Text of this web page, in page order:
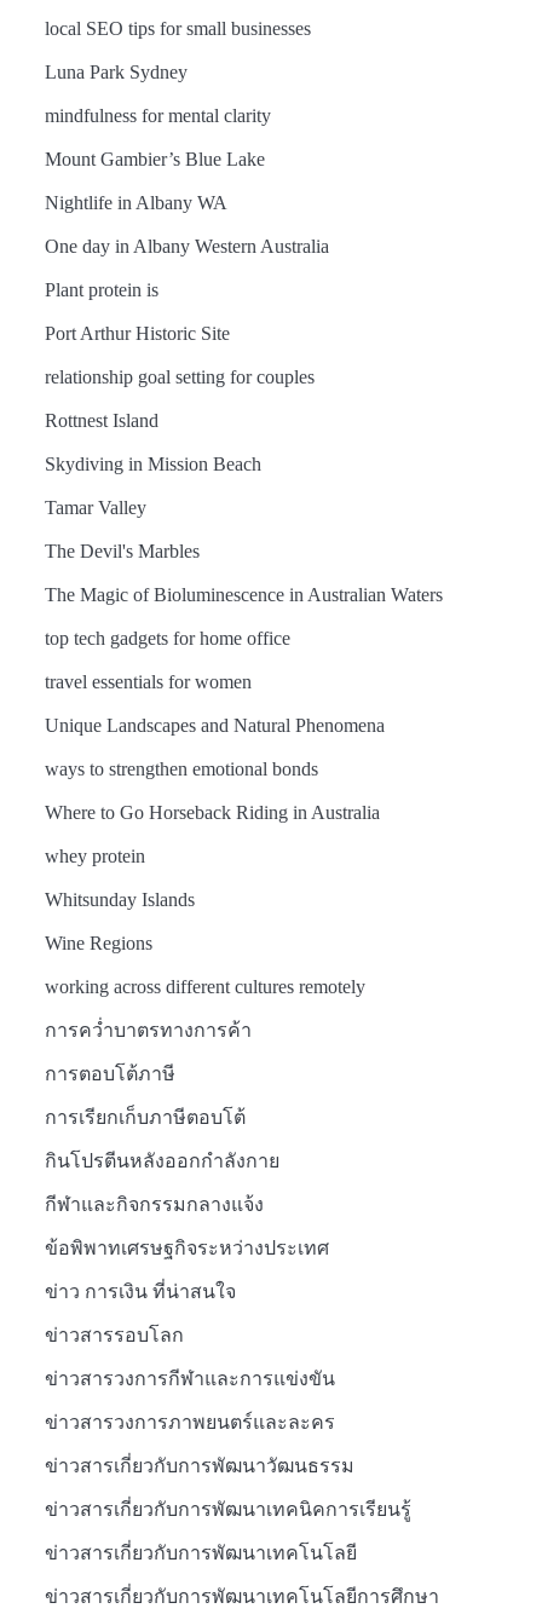
local SEO tips for small businesses
Luna Park Sydney
mindfulness for mental clarity
Mount Gambier’s Blue Lake
Nightlife in Albany WA
One day in Albany Western Australia
Plant protein is
Port Arthur Historic Site
relationship goal setting for couples
Rottnest Island
Skydiving in Mission Beach
Tamar Valley
The Devil's Marbles
The Magic of Bioluminescence in Australian Waters
top tech gadgets for home office
travel essentials for women
Unique Landscapes and Natural Phenomena
ways to strengthen emotional bonds
Where to Go Horseback Riding in Australia
whey protein
Whitsunday Islands
Wine Regions
working across different cultures remotely
การคว่ำบาตรทางการค้า
การตอบโต้ภาษี
การเรียกเก็บภาษีตอบโต้
กินโปรตีนหลังออกกำลังกาย
กีฬาและกิจกรรมกลางแจ้ง
ข้อพิพาทเศรษฐกิจระหว่างประเทศ
ข่าว การเงิน ที่น่าสนใจ
ข่าวสารรอบโลก
ข่าวสารวงการกีฬาและการแข่งขัน
ข่าวสารวงการภาพยนตร์และละคร
ข่าวสารเกี่ยวกับการพัฒนาวัฒนธรรม
ข่าวสารเกี่ยวกับการพัฒนาเทคนิคการเรียนรู้
ข่าวสารเกี่ยวกับการพัฒนาเทคโนโลยี
ข่าวสารเกี่ยวกับการพัฒนาเทคโนโลยีการศึกษา